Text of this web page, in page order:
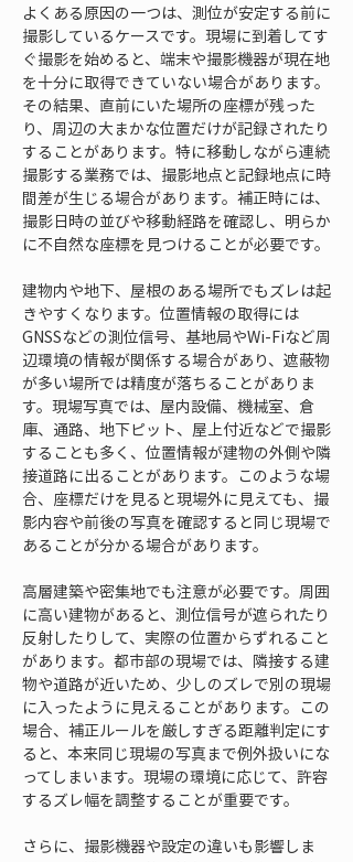
よくある原因の一つは、測位が安定する前に
撮影しているケースです。現場に到着してす
ぐ撮影を始めると、端末や撮影機器が現在地
を十分に取得できていない場合があります。
その結果、直前にいた場所の座標が残った
り、周辺の大まかな位置だけが記録されたり
することがあります。特に移動しながら連続
撮影する業務では、撮影地点と記録地点に時
間差が生じる場合があります。補正時には、
撮影日時の並びや移動経路を確認し、明らか
に不自然な座標を見つけることが必要です。
建物内や地下、屋根のある場所でもズレは起
きやすくなります。位置情報の取得には
GNSSなどの測位信号、基地局やWi-Fiなど周
辺環境の情報が関係する場合があり、遮蔽物
が多い場所では精度が落ちることがありま
す。現場写真では、屋内設備、機械室、倉
庫、通路、地下ピット、屋上付近などで撮影
することも多く、位置情報が建物の外側や隣
接道路に出ることがあります。このような場
合、座標だけを見ると現場外に見えても、撮
影内容や前後の写真を確認すると同じ現場で
あることが分かる場合があります。
高層建築や密集地でも注意が必要です。周囲
に高い建物があると、測位信号が遮られたり
反射したりして、実際の位置からずれること
があります。都市部の現場では、隣接する建
物や道路が近いため、少しのズレで別の現場
に入ったように見えることがあります。この
場合、補正ルールを厳しすぎる距離判定にす
ると、本来同じ現場の写真まで例外扱いにな
ってしまいます。現場の環境に応じて、許容
するズレ幅を調整することが重要です。
さらに、撮影機器や設定の違いも影響しま